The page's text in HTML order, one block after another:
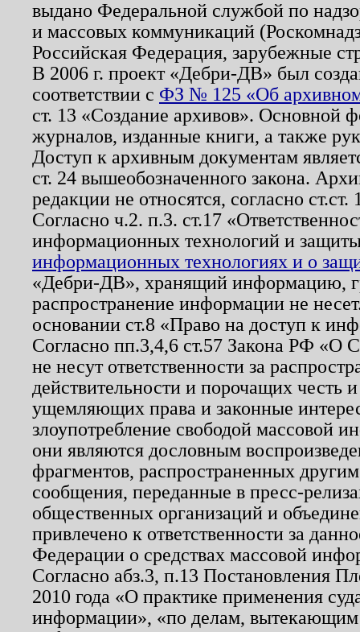
выдано Федеральной службой по
и массовых коммуникаций
Российская Федерация, зарубежные
В 2006 г. проект «Дебри-ДВ» был
соответствии с ФЗ № 125 «Об
ст. 13 «Создание архивов». Основной
журналов, изданные книги, а также
Доступ к архивным документам
ст. 24 вышеобозначенного закона.
редакции не относятся, согласно
Согласно ч.2. п.3. ст.17
информационных технологий и
информационных технологиях и о
«Дебри-ДВ», хранящий информацию,
распространение информации не
основании ст.8 «Право на доступ к
Согласно пп.3,4,6 ст.57 Закона РФ «О
не несут ответственности за
действительности и порочащих честь
ущемляющих права и законные
злоупотребление свободой массовой
они являются дословным
фрагментов, распространенных
сообщения, переданные в пресс-
общественных организаций и
привлечено к ответственности за
Федерации о средствах массовой
Согласно абз.3, п.13 Постановления
2010 года «О практике применения
информации», «по делам, вытекающим